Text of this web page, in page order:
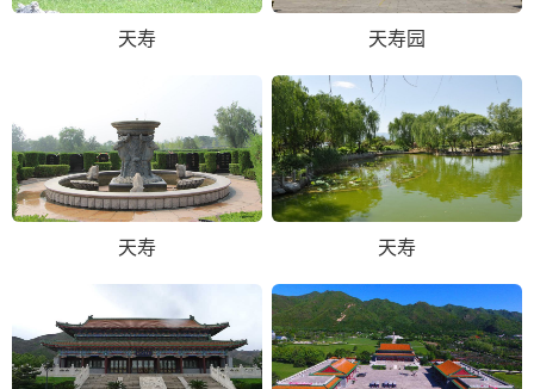
天寿 天寿园
天寿 天寿